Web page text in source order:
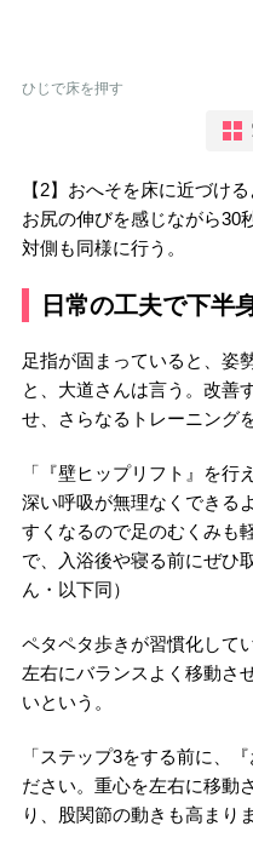
ひじで床を押す
【2】おへそを床に近づけ
お尻の伸びを感じながら30
対側も同様に行う。
日常の工夫で下半
足指が固まっていると、姿
と、大道さんは言う。改善
せ、さらなるトレーニング
「『壁ヒップリフト』を行
深い呼吸が無理なくできる
すくなるので足のむくみも
で、入浴後や寝る前にぜひ
ん・以下同）
ペタペタ歩きが習慣化して
左右にバランスよく移動さ
いという。
「ステップ3をする前に、
ださい。重心を左右に移動
り、股関節の動きも高まり